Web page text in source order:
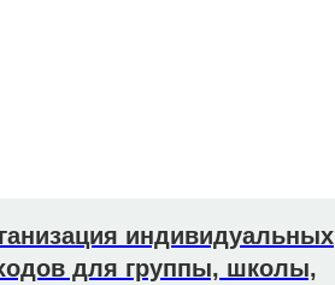
индивидуальных
для группы, школы,